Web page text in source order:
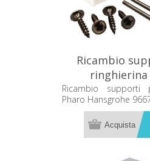
Ricambio
ringhierina
Hansgrohe
Ricambio supporti
Pharo Hansgrohe